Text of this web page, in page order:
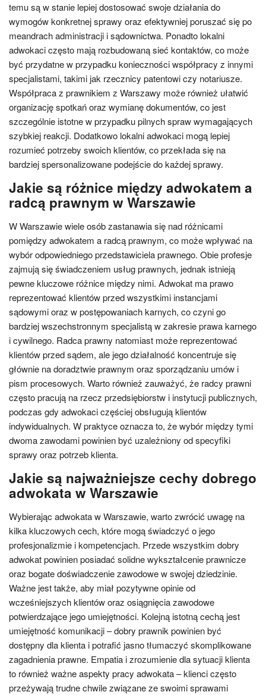
temu są w stanie lepiej dostosować swoje działania do
wymogów konkretnej sprawy oraz efektywniej poruszać się po
meandrach administracji i sądownictwa. Ponadto lokalni
adwokaci często mają rozbudowaną sieć kontaktów, co może
być przydatne w przypadku konieczności współpracy z innymi
specjalistami, takimi jak rzecznicy patentowi czy notariusze.
Współpraca z prawnikiem z Warszawy może również ułatwić
organizację spotkań oraz wymianę dokumentów, co jest
szczególnie istotne w przypadku pilnych spraw wymagających
szybkiej reakcji. Dodatkowo lokalni adwokaci mogą lepiej
rozumieć potrzeby swoich klientów, co przekłada się na
bardziej spersonalizowane podejście do każdej sprawy.
Jakie są różnice między adwokatem a
radcą prawnym w Warszawie
W Warszawie wiele osób zastanawia się nad różnicami
pomiędzy adwokatem a radcą prawnym, co może wpływać na
wybór odpowiedniego przedstawiciela prawnego. Obie profesje
zajmują się świadczeniem usług prawnych, jednak istnieją
pewne kluczowe różnice między nimi. Adwokat ma prawo
reprezentować klientów przed wszystkimi instancjami
sądowymi oraz w postępowaniach karnych, co czyni go
bardziej wszechstronnym specjalistą w zakresie prawa karnego
i cywilnego. Radca prawny natomiast może reprezentować
klientów przed sądem, ale jego działalność koncentruje się
głównie na doradztwie prawnym oraz sporządzaniu umów i
pism procesowych. Warto również zauważyć, że radcy prawni
często pracują na rzecz przedsiębiorstw i instytucji publicznych,
podczas gdy adwokaci częściej obsługują klientów
indywidualnych. W praktyce oznacza to, że wybór między tymi
dwoma zawodami powinien być uzależniony od specyfiki
sprawy oraz potrzeb klienta.
Jakie są najważniejsze cechy dobrego
adwokata w Warszawie
Wybierając adwokata w Warszawie, warto zwrócić uwagę na
kilka kluczowych cech, które mogą świadczyć o jego
profesjonalizmie i kompetencjach. Przede wszystkim dobry
adwokat powinien posiadać solidne wykształcenie prawnicze
oraz bogate doświadczenie zawodowe w swojej dziedzinie.
Ważne jest także, aby miał pozytywne opinie od
wcześniejszych klientów oraz osiągnięcia zawodowe
potwierdzające jego umiejętności. Kolejną istotną cechą jest
umiejętność komunikacji – dobry prawnik powinien być
dostępny dla klienta i potrafić jasno tłumaczyć skomplikowane
zagadnienia prawne. Empatia i zrozumienie dla sytuacji klienta
to również ważne aspekty pracy adwokata – klienci często
przeżywają trudne chwile związane ze swoimi sprawami